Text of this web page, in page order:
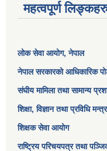
महत्वपूर्ण
लोक सेवा आयोग, नेपाल
नेपाल सरकारको आधिकारिक
संघीय मामिला तथा सामान्य
शिक्षा, विज्ञान तथा प्रविधि
शिक्षक सेवा आयोग
राष्ट्रिय परिचयपत्र तथा